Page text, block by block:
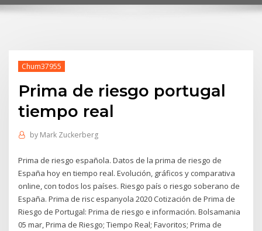
Chum37955
Prima de riesgo portugal
tiempo real
by Mark Zuckerberg
Prima de riesgo española. Datos de la prima de riesgo de
España hoy en tiempo real. Evolución, gráficos y comparativa
online, con todos los países. Riesgo país o riesgo soberano de
España. Prima de risc espanyola 2020 Cotización de Prima de
Riesgo de Portugal: Prima de riesgo e información. Bolsamania
05 mar, Prima de Riesgo; Tiempo Real; Favoritos; Prima de